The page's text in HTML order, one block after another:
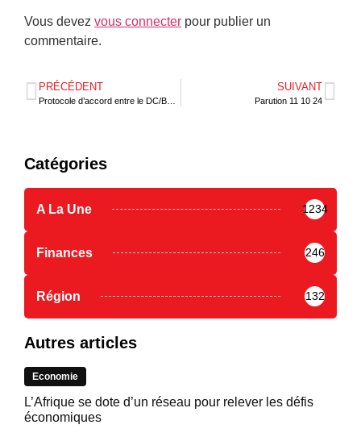
Vous devez vous connecter pour publier un
commentaire.
PRÉCÉDENT SUIVANT
Parution 11 10 24
Catégories
A La Une 1234
Finances 246
Région 132
Autres articles
Economie
L’Afrique se dote d’un réseau pour relever les défis
économiques